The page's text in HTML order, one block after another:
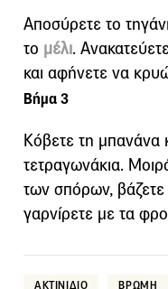
Αποσύρετε το
το μέλι.
και αφήνετε να
Βήμα 3
Κόβετε τη μπανάνα
τετραγωνάκια.
των σπόρων, βάζετε
γαρνίρετε με τα
ΑΚΤΙΝΙΔΙΟ ΒΡΩΜΗ